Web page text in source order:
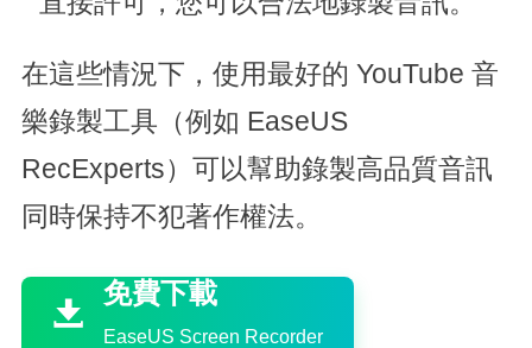
在這些情況下，使用最好的 YouTube 音
樂錄製工具（例如 EaseUS
RecExperts）可以幫助錄製高品質音訊
同時保持不犯著作權法。


免費下載
EaseUS Screen Recorder